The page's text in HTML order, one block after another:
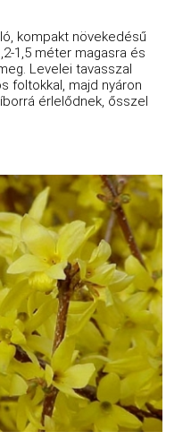
kompakt növekedésű
1,5 méter magasra és
Levelei tavasszal
foltokkal, majd nyáron
érlelődnek, ősszel